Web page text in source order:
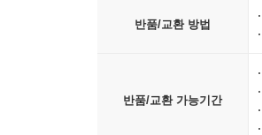
반품/교환 방법
반품/교환 가능기간